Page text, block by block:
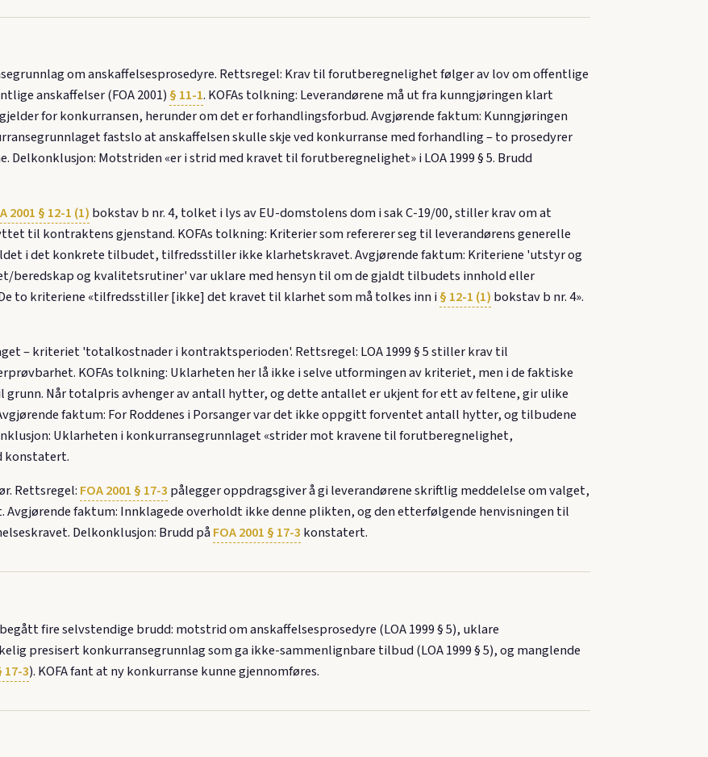
om anskaffelsesprosedyre. Rettsregel: Krav til forutberegnelighet følger av lov om offentlige
anskaffelser (FOA 2001) § 11-1. KOFAs tolkning: Leverandørene må ut fra kunngjøringen klart
for konkurransen, herunder om det er forhandlingsforbud. Avgjørende faktum: Kunngjøringen
fastslo at anskaffelsen skulle skje ved konkurranse med forhandling – to prosedyrer
Motstriden «er i strid med kravet til forutberegnelighet» i LOA 1999 § 5. Brudd
2001 § 12-1 (1) bokstav b nr. 4, tolket i lys av EU-domstolens dom i sak C-19/00, stiller krav om at
til kontraktens gjenstand. KOFAs tolkning: Kriterier som refererer seg til leverandørens generelle
i det konkrete tilbudet, tilfredsstiller ikke klarhetskravet. Avgjørende faktum: Kriteriene 'utstyr og
beredskap og kvalitetsrutiner' var uklare med hensyn til om de gjaldt tilbudets innhold eller
to kriteriene «tilfredsstiller [ikke] det kravet til klarhet som må tolkes inn i§ 12-1 (1) bokstav b nr. 4».
– kriteriet 'totalkostnader i kontraktsperioden'. Rettsregel: LOA 1999 § 5 stiller krav til
KOFAs tolkning: Uklarheten her lå ikke i selve utformingen av kriteriet, men i de faktiske
Når totalpris avhenger av antall hytter, og dette antallet er ukjent for ett av feltene, gir ulike
faktum: For Roddenes i Porsanger var det ikke oppgitt forventet antall hytter, og tilbudene
Uklarheten i konkurransegrunnlaget «strider mot kravene til forutberegnelighet,
konstatert.
Rettsregel: FOA 2001 § 17-3 pålegger oppdragsgiver å gi leverandørene skriftlig meddelelse om valget,
faktum: Innklagede overholdt ikke denne plikten, og den etterfølgende henvisningen til
Delkonklusjon: Brudd påFOA 2001 § 17-3 konstatert.
fire selvstendige brudd: motstrid om anskaffelsesprosedyre (LOA 1999 § 5), uklare
presisert konkurransegrunnlag som ga ikke-sammenlignbare tilbud (LOA 1999 § 5), og manglende
17-3). KOFA fant at ny konkurranse kunne gjennomføres.